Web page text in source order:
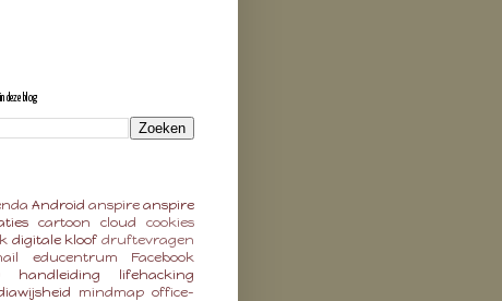
deze blog
Android anspire anspire
cartoon cloud
cookies
digitale kloof druftevragen
educentrum
Facebook
handleiding
lifehacking
mindmap office-